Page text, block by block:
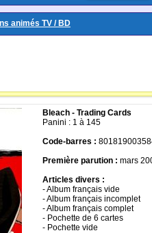
animés TV / BD
Bleach - Trading Cards
Panini : 1 à 145
Code-barres :
Première parution : mars
Articles divers :
- Album français vide
- Album français incomplet
- Album français complet
- Pochette de 6 cartes
- Pochette vide